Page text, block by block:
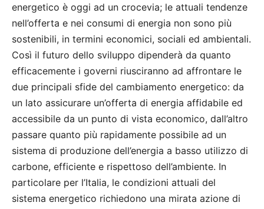
energetico è oggi ad un crocevia; le attuali tendenze
nell’offerta e nei consumi di energia non sono più
sostenibili, in termini economici, sociali ed ambientali.
Così il futuro dello sviluppo dipenderà da quanto
efficacemente i governi riusciranno ad affrontare le
due principali sfide del cambiamento energetico: da
un lato assicurare un’offerta di energia affidabile ed
accessibile da un punto di vista economico, dall’altro
passare quanto più rapidamente possibile ad un
sistema di produzione dell’energia a basso utilizzo di
carbone, efficiente e rispettoso dell’ambiente. In
particolare per l’Italia, le condizioni attuali del
sistema energetico richiedono una mirata azione di